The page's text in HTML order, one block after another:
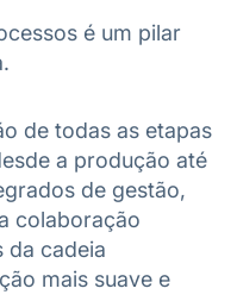
é um pilar
de todas as etapas
a produção até
de gestão,
colaboração
da cadeia
mais suave e